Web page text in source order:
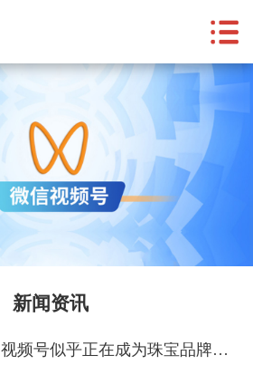
新闻资讯
视频号似乎正在成为珠宝品牌传播推广的重要渠道